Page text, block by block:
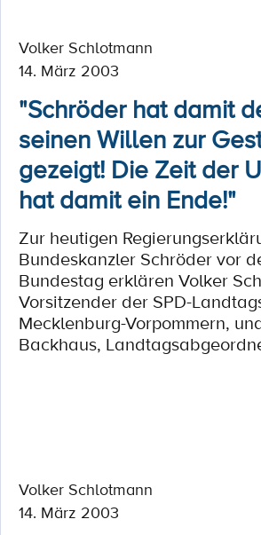
Volker Schlotmann
14. März 2003
"Schröder hat damit
seinen Willen zur
gezeigt! Die Zeit der
hat damit ein Ende!"
Zur heutigen
Bundeskanzler Schröder vor
Bundestag erklären Volker
Vorsitzender der SPD-
Mecklenburg-Vorpommern,
Backhaus,
Volker Schlotmann
14. März 2003